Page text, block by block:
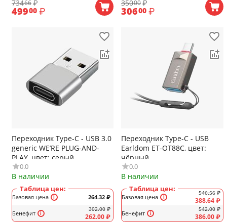
73466 ₽
49900 ₽
35000₽
30600 ₽
Переходник Type-C - USB 3.0
generic WE’RE PLUG-AND-
PLAY, цвет: серый
0.0
В наличии
Таблица цен:
Базовая цена
Бенефит
264.32 ₽
302.00 ₽
262.00₽
Переходник Type-C - USB
Earldom ET-OT88C, цвет:
чёрный
0.0
В наличии
Таблица цен:
Базовая цена
Бенефит
546.56 ₽
388.64₽
542.00 ₽
386.00₽